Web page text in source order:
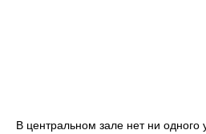
В центральном зале нет ни одного